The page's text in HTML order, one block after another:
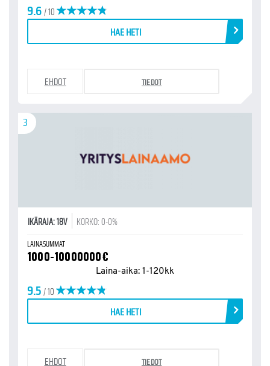
9.6/ 10
EHDOT TIEDOT
HAE HETI
3
IKÄRAJA: 18V KORKO: 0-0%
LAINASUMMAT
1000-10000000€
Laina-aika: 1-120kk
9.5/ 10
EHDOT TIEDOT
HAE HETI